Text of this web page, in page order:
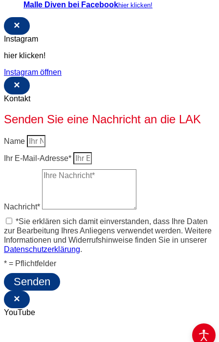
Malle Diven bei Facebookhier klicken!
×
Instagram
hier klicken!
Instagram öffnen
×
Kontakt
Senden Sie eine Nachricht an die LAK
Name
Ihr E-Mail-Adresse*
Nachricht*
*Sie erklären sich damit einverstanden, dass Ihre Daten
zur Bearbeitung Ihres Anliegens verwendet werden. Weitere
Informationen und Widerrufshinweise finden Sie in unserer
Datenschutzerklärung.
* = Pflichtfelder
Senden
×
YouTube